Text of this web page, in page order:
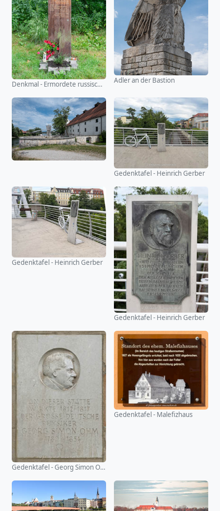
Denkmal - Ermordete russische Kriegsgefangene Adler an der Bastion
Gedenktafel - Heinrich Gerber
Gedenktafel - Heinrich Gerber
Gedenktafel - Heinrich Gerber
Gedenktafel - Georg Simon Ohm
Gedenktafel - Malefizhaus